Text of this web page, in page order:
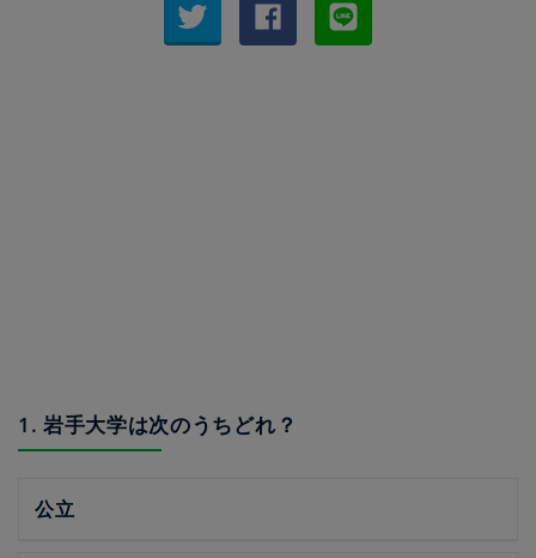
1. 岩手大学は次のうちどれ？
公立